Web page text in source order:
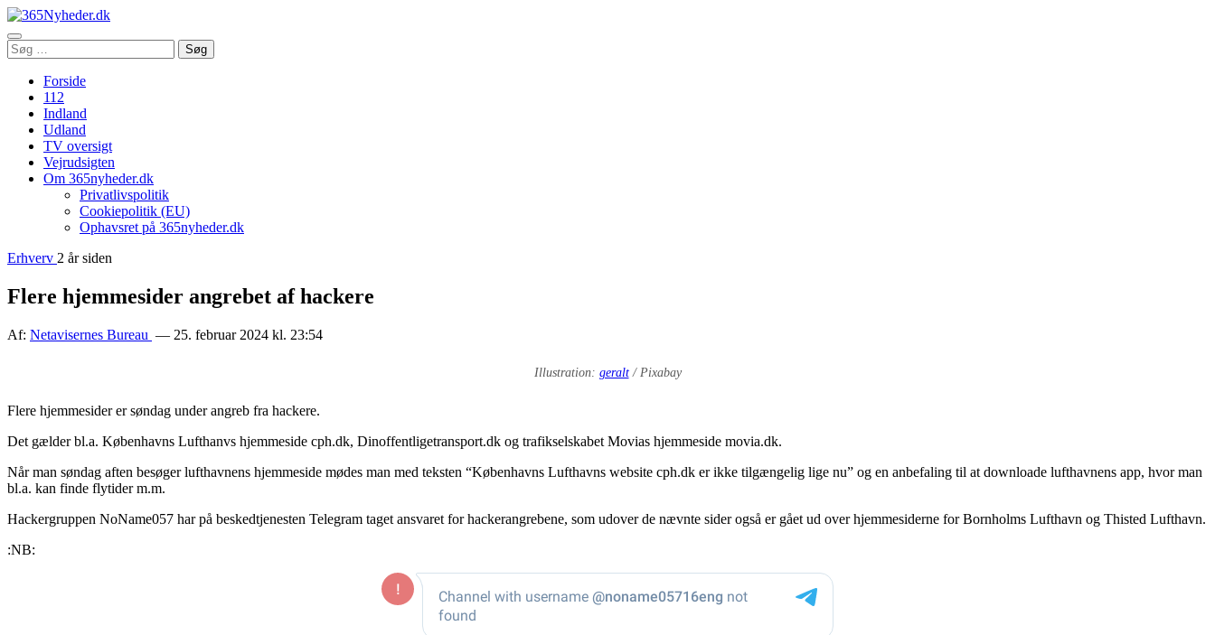
Åbn
menu
Søg
efter:
Søg
Forside
112
Indland
Udland
TV oversigt
Vejrudsigten
Om 365nyheder.dk
Privatlivspolitik
Cookiepolitik (EU)
Ophavsret på 365nyheder.dk
Erhverv 2 år siden
Flere hjemmesider angrebet af hackere
Af: Netavisernes Bureau — 25. februar 2024 kl. 23:54
Illustration: geralt/ Pixabay
Flere hjemmesider er søndag under angreb fra hackere.
Det gælder bl.a. Københavns Lufthanvs hjemmeside cph.dk, Dinoffentligetransport.dk og trafikselskabet Movias hjemmeside movia.dk.
Når man søndag aften besøger lufthavnens hjemmeside mødes man med teksten “Københavns Lufthavns website cph.dk er ikke tilgængelig lige nu” og en anbefaling til at downloade lufthavnens app, hvor man
bl.a. kan finde flytider m.m.
Hackergruppen NoName057 har på beskedtjenesten Telegram taget ansvaret for hackerangrebene, som udover de nævnte sider også er gået ud over hjemmesiderne for Bornholms Lufthavn og Thisted Lufthavn.
:NB: